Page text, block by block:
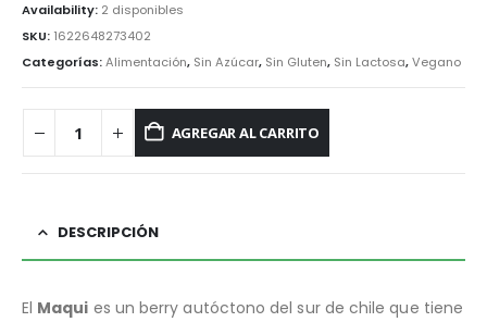
Availability: 2 disponibles
SKU: 1622648273402
Categorías:Alimentación, Sin Azúcar, Sin Gluten, Sin Lactosa,Vegano
AGREGAR AL CARRITO
DESCRIPCIÓN
El Maqui es un berry autóctono del sur de chile que tiene